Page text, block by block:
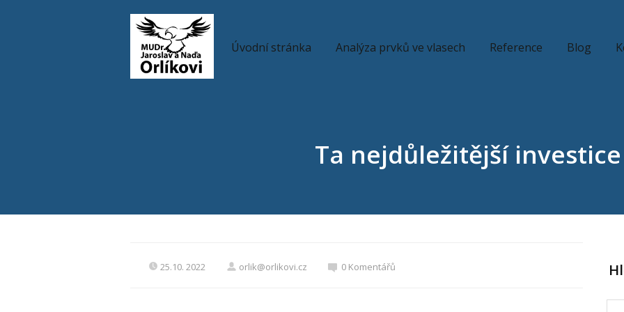
Úvodní stránka Analýza prvků ve vlasech Reference Blog
Ta nejdůležitější investice
25.10. 2022 orlik@orlikovi.cz 0 Komentářů